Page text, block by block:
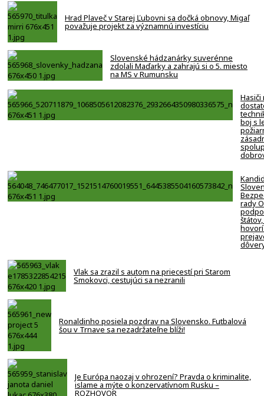
Hrad Plaveč v Starej Ľubovni sa dočká obnovy, Migaľ
považuje projekt za významnú investíciu
Slovenské hádzanárky suverénne
zdolali Maďarky a zahrajú si o 5. miesto
na MS v Rumunsku
Hasiči
boj s
rady
Vlak sa zrazil s autom na priecestí pri Starom
Smokovci, cestujúci sa nezranili
Ronaldinho posiela pozdrav na Slovensko. Futbalová
šou v Trnave sa nezadržateľne blíži!
Je Európa naozaj v ohrození? Pravda o kriminalite,
islame a mýte o konzervatívnom Rusku –
ROZHOVOR